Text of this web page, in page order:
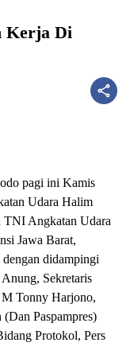
Kerja Di
pagi ini Kamis
Udara Halim
TNI Angkatan Udara
Jawa Barat,
didampingi
Sekretaris
Tonny Harjono,
(Dan Paspampres)
Protokol, Pers